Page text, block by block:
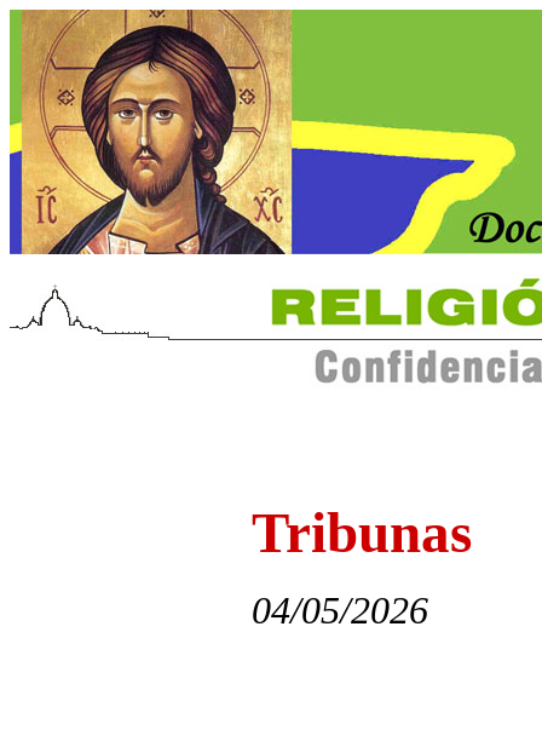
Tribunas
04/05/2026